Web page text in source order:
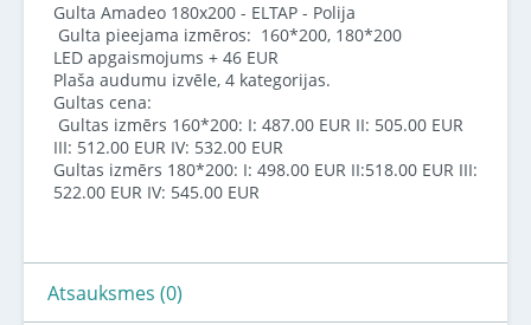
Gulta Amadeo 180x200 - ELTAP - Polija
Gulta pieejama izmēros: 160*200, 180*200
LED apgaismojums + 46 EUR
Plaša audumu izvēle, 4 kategorijas.
Gultas cena:
Gultas izmērs 160*200: I: 487.00 EUR II: 505.00 EUR
III: 512.00 EUR IV: 532.00 EUR
Gultas izmērs 180*200: I: 498.00 EUR II:518.00 EUR III:
522.00 EUR IV: 545.00 EUR
Atsauksmes (0)